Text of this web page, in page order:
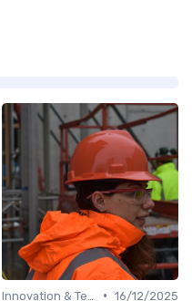
• 16/12/2025